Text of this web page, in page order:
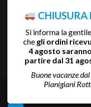
Contattaci
Copyright 2025
CHIUSURA
Si informa la
che gli ordini
4 agosto
partire dal 31
Buone vacanze
Pianigiani